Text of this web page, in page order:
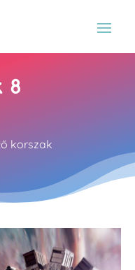
8
korszak